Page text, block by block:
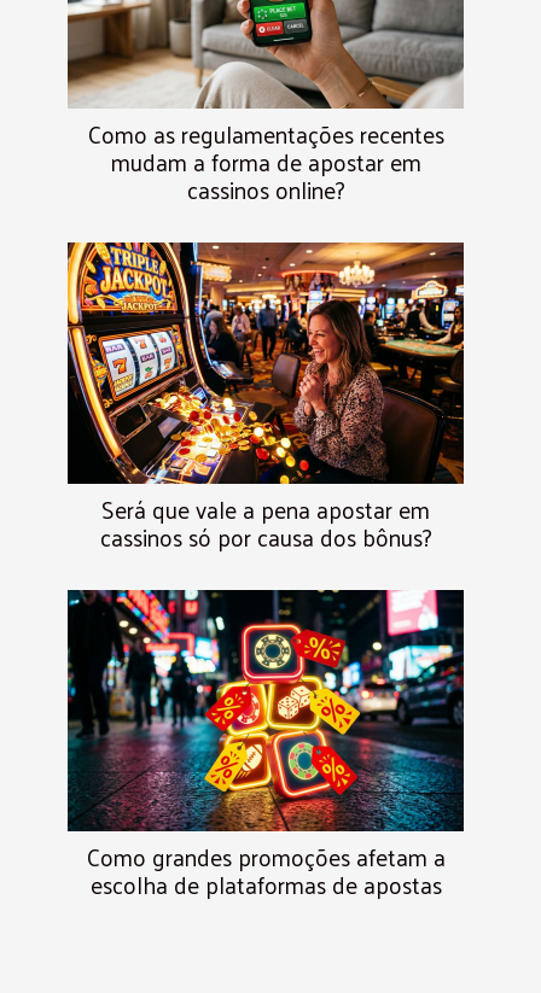
Como as regulamentações recentes
mudam a forma de apostar em
cassinos online?
Será que vale a pena apostar em
cassinos só por causa dos bônus?
Como grandes promoções afetam a
escolha de plataformas de apostas